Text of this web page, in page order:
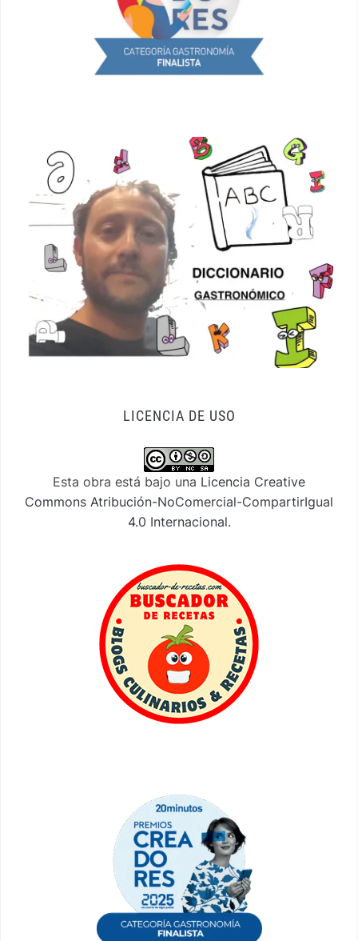
LICENCIA DE USO
Esta obra está bajo una Licencia Creative
Commons Atribución-NoComercial-CompartirIgual
4.0 Internacional.